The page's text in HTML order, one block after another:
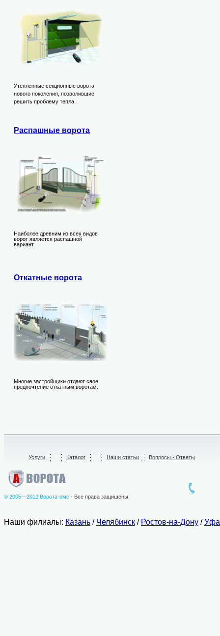
Утепленные секционные ворота
нового поколения, позволившие
решить проблему тепла.
Распашные ворота
Наиболее древним из всех видов
ворот является распашной
вариант.
Откатные ворота
Многие застройщики отдают свое
предпочтение откатным воротам.
Услуги Каталог Наши статьи Вопросы - Ответы
© 2005—2012 Ворота-омс - Все права защищены
Наши филиалы: Казань / Челябинск / Ростов-на-Дону /Уфа